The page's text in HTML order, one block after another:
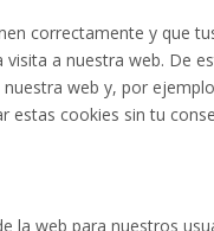
correctamente y que
a nuestra web. De
web y, por
estas cookies sin tu
la web para nuestros